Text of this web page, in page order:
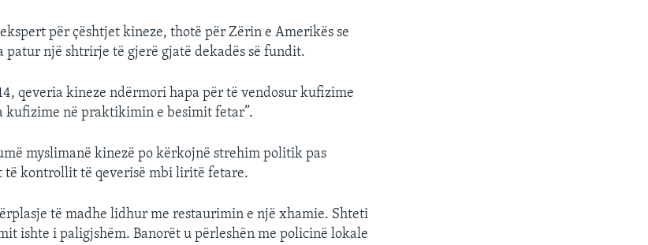
për çështjet kineze, thotë për Zërin e Amerikës se
patur një shtrirje të gjerë gjatë dekadës së fundit.
qeveria kineze ndërmori hapa për të vendosur kufizime
kufizime në praktikimin e besimit fetar”.
myslimanë kinezë po kërkojnë strehim politik pas
kontrollit të qeverisë mbi liritë fetare.
të madhe lidhur me restaurimin e një xhamie. Shteti
ishte i paligjshëm. Banorët u përleshën me policinë lokale